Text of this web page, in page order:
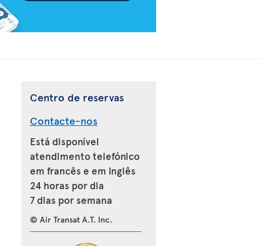
Centro de reservas
Contacte-nos
Está disponível
atendimento telefónico
em francês e em inglês
24 horas por dia
7 dias por semana
© Air Transat A.T. Inc.